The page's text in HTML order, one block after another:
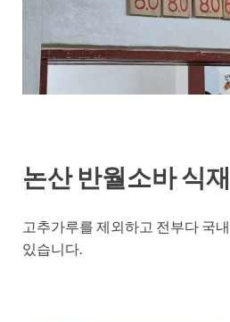
논산 반월소바 식
고추가루를 제외하고 전부다 국
있습니다.